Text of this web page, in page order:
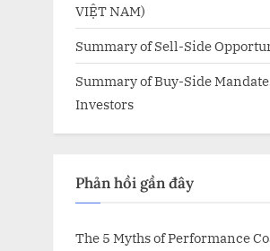
VIỆT NAM)
Summary of Sell-Side
Summary of Buy-Side
Investors
Phản hồi gần đây
The 5 Myths of Performance